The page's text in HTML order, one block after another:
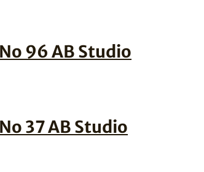
96 AB Studio
37 AB Studio